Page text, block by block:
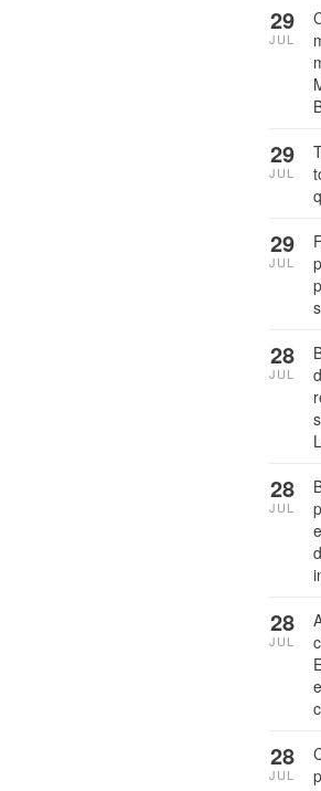
29
JUL
29
JUL
29
JUL
28
JUL
28
JUL
28
JUL
28
JUL